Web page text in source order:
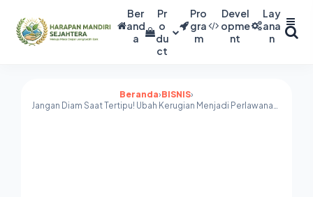
Ber
and
a
Pr
o
du
ct
Pro
gra
m
Devel
opme
nt
Lay
ana
n
Beranda›BISNIS›
Jangan Diam Saat Tertipu! Ubah Kerugian Menjadi Perlawanan Bersama Komunitas Valid.id